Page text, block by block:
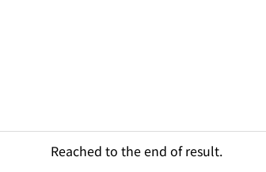
Reached to the end of result.